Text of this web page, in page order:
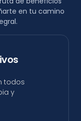
en tu camino
todos
y